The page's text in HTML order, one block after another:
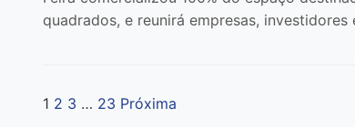
quadrados, e reunirá empresas,
Paginação
1 2 3 … 23 Próxima